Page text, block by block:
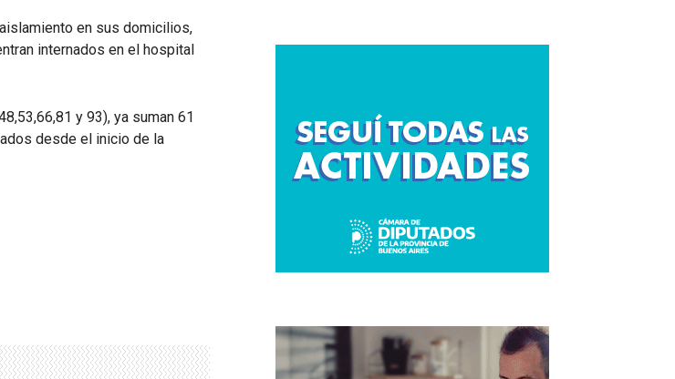
en sus domicilios,
internados en el hospital
y 93), ya suman 61
desde el inicio de la